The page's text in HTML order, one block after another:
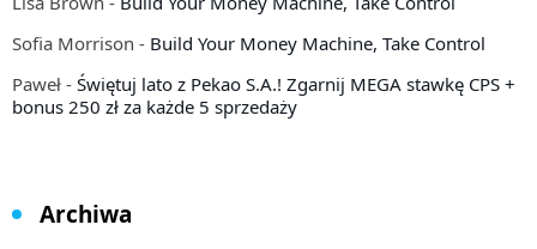
Sofia Morrison - Build Your Money Machine, Take Control
Paweł - Świętuj lato z Pekao S.A.! Zgarnij MEGA stawkę CPS +
bonus 250 zł za każde 5 sprzedaży
Archiwa